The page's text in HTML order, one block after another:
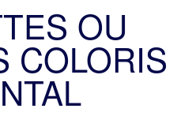
OU
COLORIS